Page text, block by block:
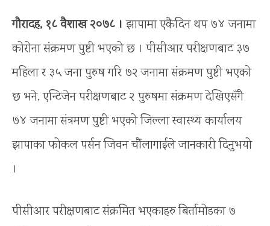
गौरादह, १८ वैशाख २०७८ । झापामा एकैदिन थप ७४ जनामा
कोरोना संक्रमण पुष्टी भएको छ । पीसीआर परीक्षणबाट ३७
महिला र ३५ जना पुरुष गरि ७२ जनामा संक्रमण पुष्टी भएको
छ भने, एन्टिजेन परीक्षणबाट २ पुरुषमा संक्रमण देखिएसँगै
७४ जनामा संत्रमण पुष्टी भएको जिल्ला स्वास्थ्य कार्यालय
झापाका फोकल पर्सन जिवन चौंलागाईले जानकारी दिनुभयो
।
पीसीआर परीक्षणबाट संक्रमित भएकाहरु बिर्तामोडका ७